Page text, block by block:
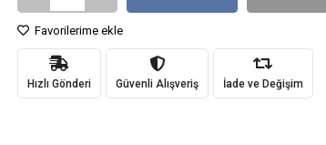
Favorilerime ekle
Hızlı Gönderi Güvenli Alışveriş İade ve Değişim